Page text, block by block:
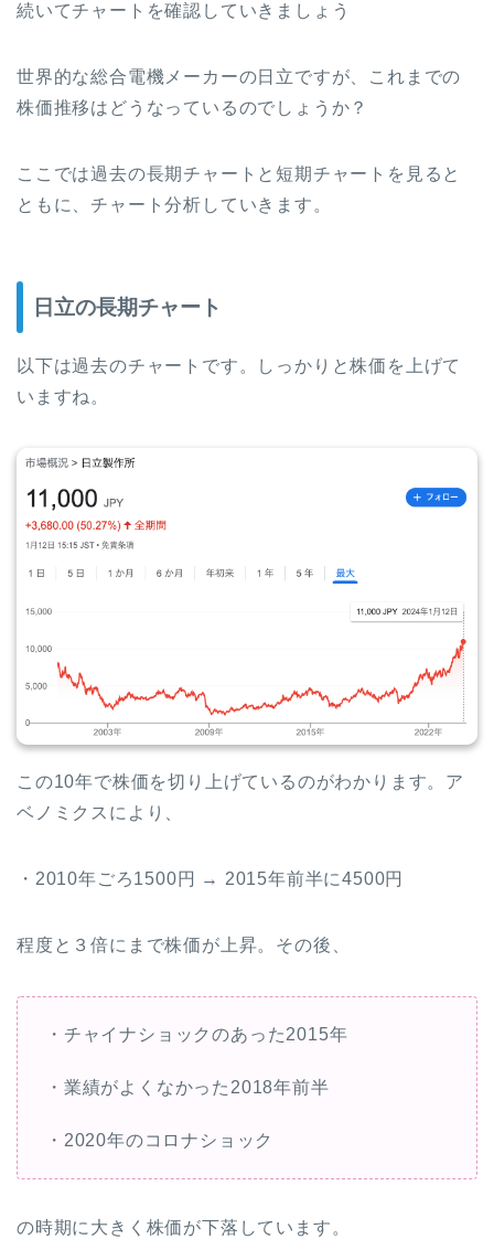
続いてチャートを確認していきましょう
世界的な総合電機メーカーの日立ですが、これまでの
株価推移はどうなっているのでしょうか？
ここでは過去の長期チャートと短期チャートを見ると
ともに、チャート分析していきます。
日立の長期チャート
以下は過去のチャートです。しっかりと株価を上げて
いますね。
この10年で株価を切り上げているのがわかります。ア
ベノミクスにより、
・2010年ごろ1500円 → 2015年前半に4500円
程度と３倍にまで株価が上昇。その後、
・チャイナショックのあった2015年
・業績がよくなかった2018年前半
・2020年のコロナショック
の時期に大きく株価が下落しています。